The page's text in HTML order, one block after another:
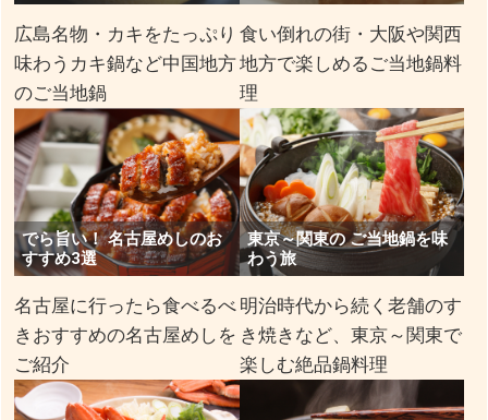
広島名物・カキをたっぷり
味わうカキ鍋など中国地方
のご当地鍋
食い倒れの街・大阪や関西
地方で楽しめるご当地鍋料
理
でら旨い！ 名古屋めしのお
すすめ3選
名古屋に行ったら食べるべ
きおすすめの名古屋めしを
ご紹介
東京～関東の ご当地鍋を味
わう旅
明治時代から続く老舗のす
き焼きなど、東京～関東で
楽しむ絶品鍋料理